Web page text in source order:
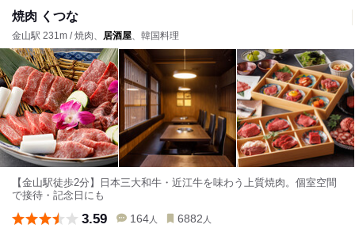
焼肉 くつな
金山駅 231m / 焼肉、 居酒屋、韓国料理
【金山駅徒歩2分】日本三大和牛・近江牛を味わう上質焼肉。個室空間
で接待・記念日にも
3.59 164 人 6882 人